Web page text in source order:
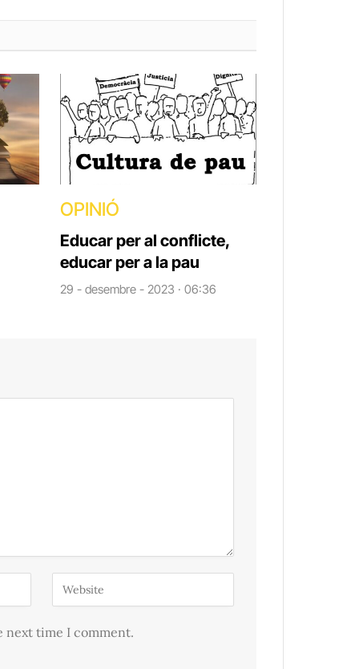
OPINIÓ
Educar per al conflicte,
educar per a la pau
29 - desembre - 2023 · 06:36
next time I comment.